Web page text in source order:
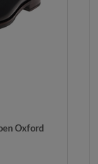
Oxford